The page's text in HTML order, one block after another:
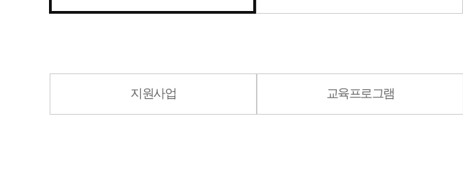
지원사업 교육프로그램